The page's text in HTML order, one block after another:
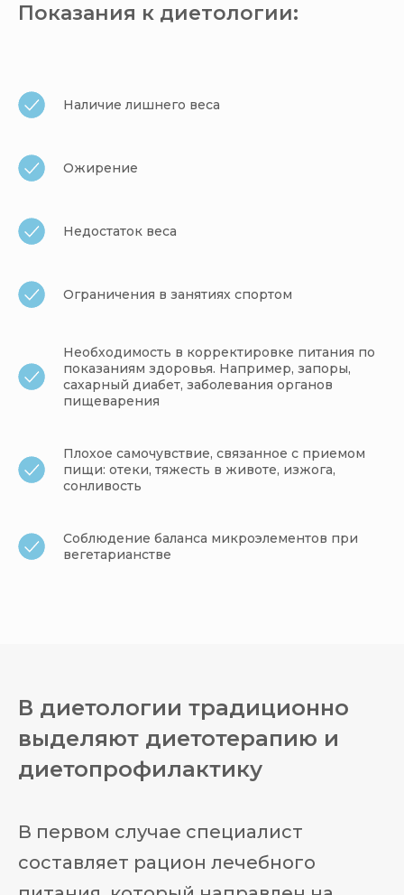
Показания к диетологии:
Наличие лишнего веса
Ожирение
Недостаток веса
Ограничения в занятиях спортом
Необходимость в корректировке питания по
показаниям здоровья. Например, запоры,
сахарный диабет, заболевания органов
пищеварения
Плохое самочувствие, связанное с приемом
пищи: отеки, тяжесть в животе, изжога,
сонливость
Соблюдение баланса микроэлементов при
вегетарианстве
В диетологии традиционно
выделяют диетотерапию и
диетопрофилактику
В первом случае специалист
составляет рацион лечебного